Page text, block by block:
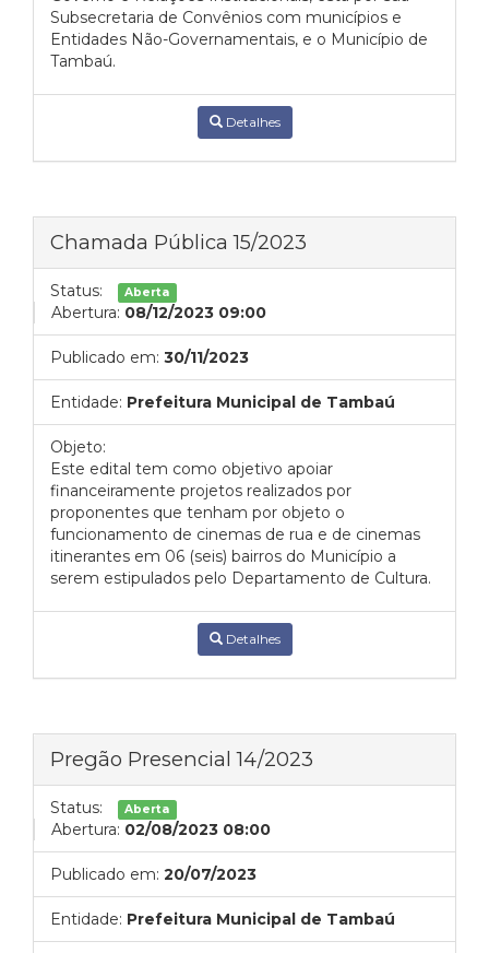
Subsecretaria de Convênios com municípios e
Entidades Não-Governamentais, e o Município de
Tambaú.
Detalhes
Chamada Pública 15/2023
Status: Aberta
Abertura: 08/12/2023 09:00
Publicado em: 30/11/2023
Entidade: Prefeitura Municipal de Tambaú
Objeto:
Este edital tem como objetivo apoiar
financeiramente projetos realizados por
proponentes que tenham por objeto o
funcionamento de cinemas de rua e de cinemas
itinerantes em 06 (seis) bairros do Município a
serem estipulados pelo Departamento de Cultura.
Detalhes
Pregão Presencial 14/2023
Status: Aberta
Abertura: 02/08/2023 08:00
Publicado em: 20/07/2023
Entidade: Prefeitura Municipal de Tambaú